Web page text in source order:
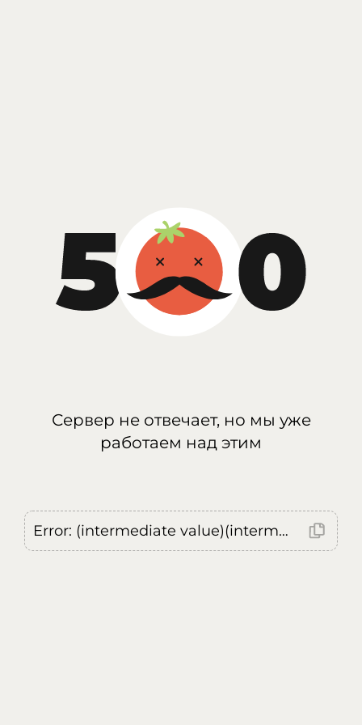
Сервер не отвечает, но мы уже
работаем над этим
Error: (intermediate value)(intermediate value)(intermediate value).replaceAll is not a function